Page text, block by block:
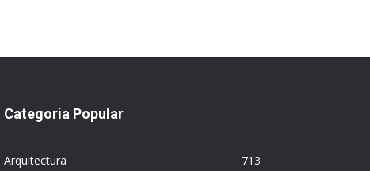
Categoria Popular
Arquitectura
713